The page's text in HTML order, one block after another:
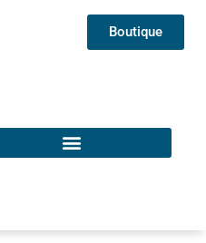
Boutique